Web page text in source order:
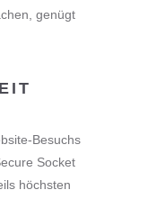
genügt
Besuchs
Socket
höchsten